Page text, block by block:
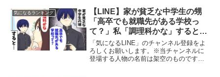
て行ってしまいました。それ以来、姉か
らの連絡はあり...
気になるランキング
【LINE】家が貧乏な中学生の甥
「高卒でも就職先がある学校っ
て？」私「調理科かな」すると…
【スカッとする話】
「気になるLINE」のチャンネル登録をよ
ろしくお願いします。※当チャンネルに
登場する人物の名前は架空のものです。